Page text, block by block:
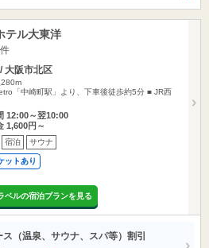
テル大東洋
大阪市北区
「中崎町駅」より、下車後徒歩約5分 ■ JR西
12:00～翌10:00
1,600円～
宿泊 サウナ
ットあり
ベルの宿泊プランを見る
（温泉、サウナ、スパ等）割引